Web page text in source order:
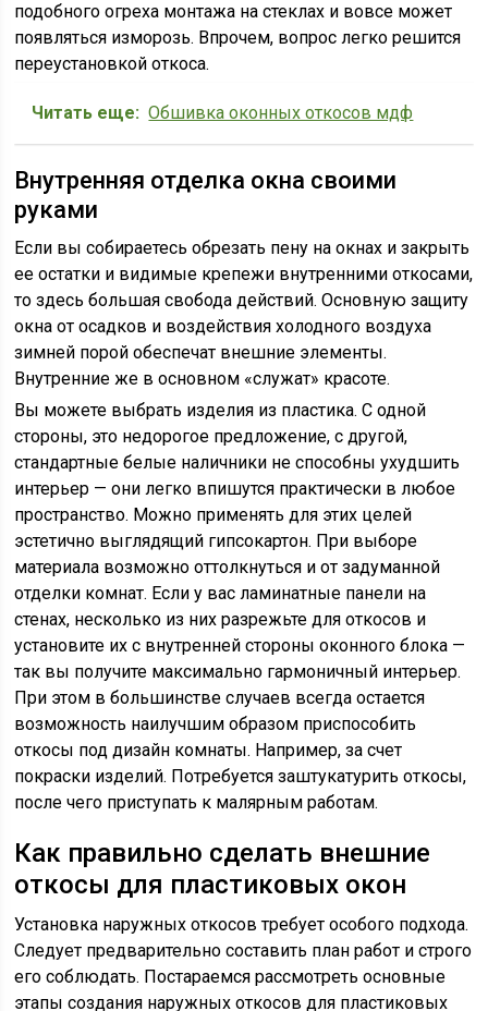
подобного огреха монтажа на стеклах и вовсе может
появляться изморозь. Впрочем, вопрос легко решится
переустановкой откоса.
Читать еще: Обшивка оконных откосов мдф
Внутренняя отделка окна своими
руками
Если вы собираетесь обрезать пену на окнах и закрыть
ее остатки и видимые крепежи внутренними откосами,
то здесь большая свобода действий. Основную защиту
окна от осадков и воздействия холодного воздуха
зимней порой обеспечат внешние элементы.
Внутренние же в основном «служат» красоте.
Вы можете выбрать изделия из пластика. С одной
стороны, это недорогое предложение, с другой,
стандартные белые наличники не способны ухудшить
интерьер — они легко впишутся практически в любое
пространство. Можно применять для этих целей
эстетично выглядящий гипсокартон. При выборе
материала возможно оттолкнуться и от задуманной
отделки комнат. Если у вас ламинатные панели на
стенах, несколько из них разрежьте для откосов и
установите их с внутренней стороны оконного блока —
так вы получите максимально гармоничный интерьер.
При этом в большинстве случаев всегда остается
возможность наилучшим образом приспособить
откосы под дизайн комнаты. Например, за счет
покраски изделий. Потребуется заштукатурить откосы,
после чего приступать к малярным работам.
Как правильно сделать внешние
откосы для пластиковых окон
Установка наружных откосов требует особого подхода.
Следует предварительно составить план работ и строго
его соблюдать. Постараемся рассмотреть основные
этапы создания наружных откосов для пластиковых